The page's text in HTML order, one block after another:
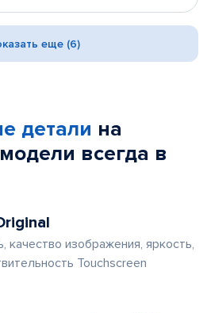
еще (6)
детали на
модели всегда в
качество изображения, яркость,
Touchscreen